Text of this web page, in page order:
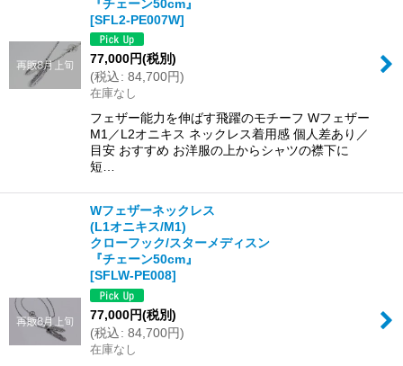
『チェーン50cm』
[SFL2-PE007W]
77,000円(税別)
(税込: 84,700円)
在庫なし
フェザー能力を伸ばす飛躍のモチーフ Wフェザー
M1／L2オニキス ネックレス着用感 個人差あり／
目安 おすすめ お洋服の上からシャツの襟下に
短…
Wフェザーネックレス
(L1オニキス/M1)
クローフック/スターメディスン
『チェーン50cm』
[SFLW-PE008]
77,000円(税別)
(税込: 84,700円)
在庫なし